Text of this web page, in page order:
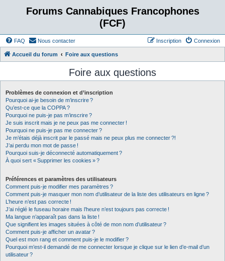
Forums Cannabiques Francophones
(FCF)
FAQ Nous contacter Connexion
Inscription
Accueil du forum Foire aux questions
Foire aux questions
Problèmes de connexion et d’inscription
Pourquoi ai-je besoin de m’inscrire ?
Qu’est-ce que la COPPA ?
Pourquoi ne puis-je pas m’inscrire ?
Je suis inscrit mais je ne peux pas me connecter !
Pourquoi ne puis-je pas me connecter ?
Je m’étais déjà inscrit par le passé mais ne peux plus me connecter ?!
J’ai perdu mon mot de passe !
Pourquoi suis-je déconnecté automatiquement ?
À quoi sert « Supprimer les cookies » ?
Préférences et paramètres des utilisateurs
Comment puis-je modifier mes paramètres ?
Comment puis-je masquer mon nom d’utilisateur de la liste des utilisateurs en ligne ?
L’heure n’est pas correcte !
J’ai réglé le fuseau horaire mais l’heure n’est toujours pas correcte !
Ma langue n’apparaît pas dans la liste !
Que signifient les images situées à côté de mon nom d’utilisateur ?
Comment puis-je afficher un avatar ?
Quel est mon rang et comment puis-je le modifier ?
Pourquoi m’est-il demandé de me connecter lorsque je clique sur le lien d’e-mail d’un
utilisateur ?